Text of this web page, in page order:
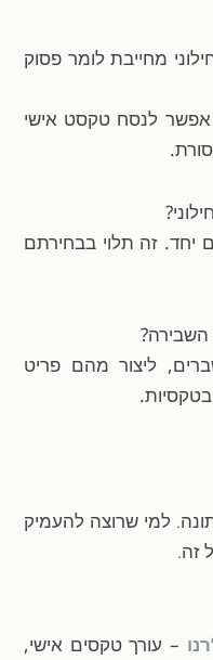
מחייבת לומר פסוק
לנסח טקסט אישי
יחד. זה תלוי בבחירתם
ליצור מהם פריט
למי שרוצה להעמיק
זה.
– עורך טקסים אישי,